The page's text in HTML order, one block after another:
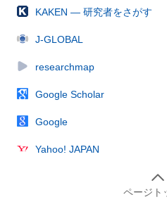
KAKEN — 研究者をさがす
J-GLOBAL
researchmap
Google Scholar
Google
Yahoo! JAPAN
ページト